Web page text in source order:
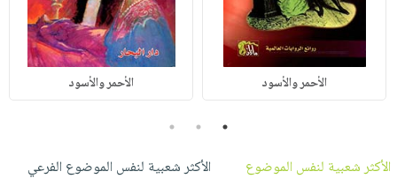
الأحمر والأسود الأحمر والأسود
1
2
3
الأكثر شعبية لنفس الموضوع
الأكثر شعبية لنفس الموضوع الفرعي